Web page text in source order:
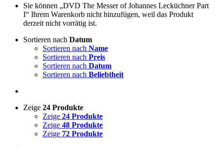
Sie können „DVD The Messer of Johannes Lecküchner Part
I“ Ihrem Warenkorb nicht hinzufügen, weil das Produkt
derzeit nicht vorrätig ist.
Sortieren nach Datum
Sortieren nach Name
Sortieren nach Preis
Sortieren nach Datum
Sortieren nach Beliebtheit
Zeige 24 Produkte
Zeige 24 Produkte
Zeige 48 Produkte
Zeige 72 Produkte